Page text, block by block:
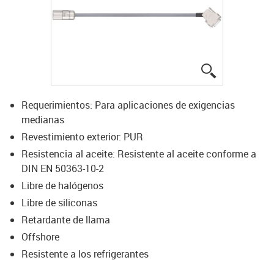
Requerimientos: Para aplicaciones de exigencias
medianas
Revestimiento exterior: PUR
Resistencia al aceite: Resistente al aceite conforme a
DIN EN 50363-10-2
Libre de halógenos
Libre de siliconas
Retardante de llama
Offshore
Resistente a los refrigerantes